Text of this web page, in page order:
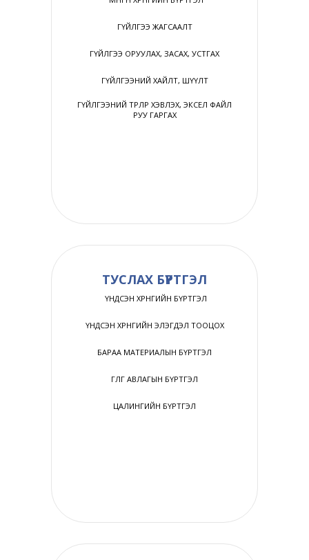
Гаалийн Ерөнхий газар, Ерөнхий нябо Г.Бат-Эрдэнэ
ашиглахад энгийн хялбар, бид Юникус
системийг ашигласнаар тайлан гаргах,
нэгтгэхтэй холбоотой цаг хугацаа, зардлыг
Гаалийн Ерөнхий газар, Ерөнхий нябо Г.Бат-Эрдэнэ
ГҮЙЛГЭЭ ЖАГСААЛТ
ГҮЙЛГЭЭ ОРУУЛАХ, ЗАСАХ, УСТГАХ
ГҮЙЛГЭЭНИЙ ХАЙЛТ, ШҮҮЛТ
ГҮЙЛГЭЭНИЙ ТӨРЛӨӨР ХЭВЛЭХ, ЭКСЕЛ ФАЙЛ
РУУ ГАРГАХ
ТУСЛАХ БҮРТГЭЛ
ҮНДСЭН ХӨРӨНГИЙН БҮРТГЭЛ
ҮНДСЭН ХӨРӨНГИЙН ЭЛЭГДЭЛ ТООЦОХ
БАРАА МАТЕРИАЛЫН БҮРТГЭЛ
ӨГЛӨГ АВЛАГЫН БҮРТГЭЛ
ЦАЛИНГИЙН БҮРТГЭЛ